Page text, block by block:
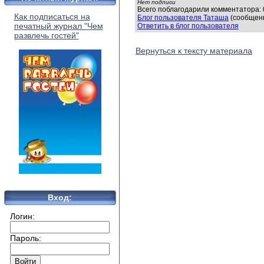
Как подписаться на
печатный журнал "Чем
развлечь гостей"
Вход:
Логин:
Пароль:
Нет подписи
Всего поблагодарили
Блог пользователя Таташа
Ответить в блог пользователя
Вернуться к тексту материала